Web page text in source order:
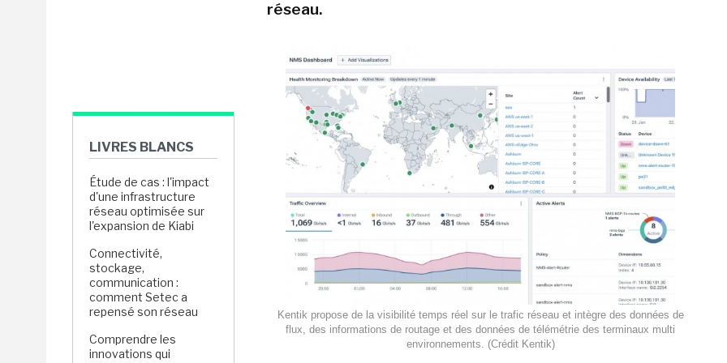
LIVRES BLANCS
Étude de cas : l'impact
d'une infrastructure
réseau optimisée sur
l'expansion de Kiabi
Connectivité,
stockage,
communication :
comment Setec a
repensé son réseau
Comprendre les
innovations qui
réseau.
Kentik propose de la visibilité temps réel sur le trafic réseau et intègre des données de
flux, des informations de routage et des données de télémétrie des terminaux multi
environnements. (Crédit Kentik)